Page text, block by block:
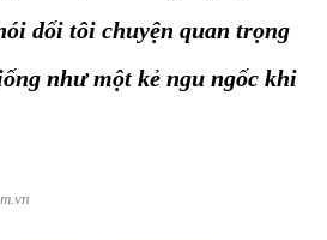
dối tôi chuyện quan trọng
như một kẻ ngu ngốc khi